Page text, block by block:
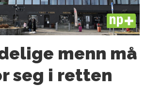
PLUS
menn må
seg i retten